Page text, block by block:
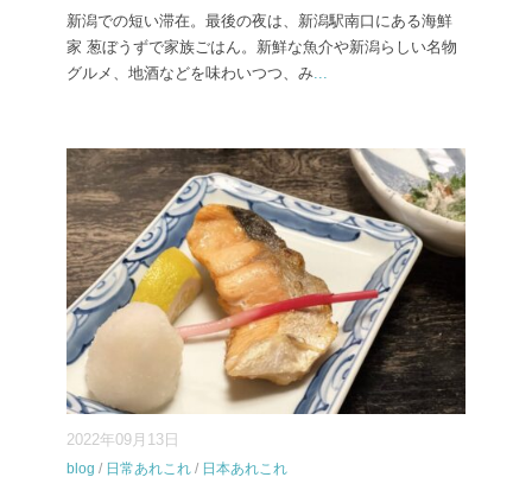
新潟での短い滞在。最後の夜は、新潟駅南口にある海鮮
家 葱ぼうずで家族ごはん。新鮮な魚介や新潟らしい名物
グルメ、地酒などを味わいつつ、み...
2022年09月13日
blog / 日常あれこれ / 日本あれこれ